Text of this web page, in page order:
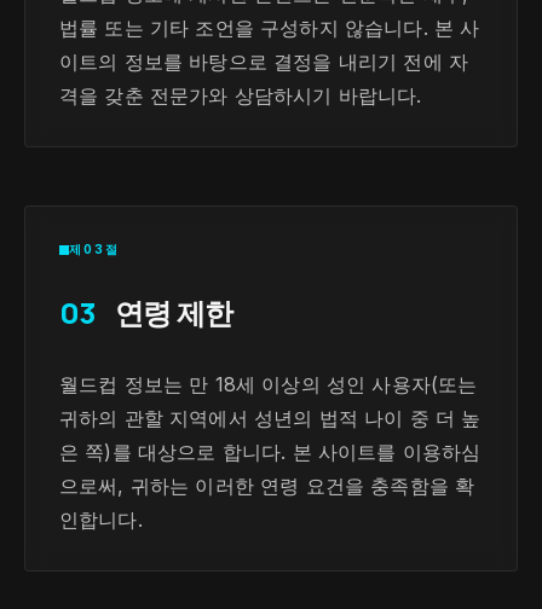
법률 또는 기타 조언을 구성하지 않습니다. 본 사
이트의 정보를 바탕으로 결정을 내리기 전에 자
격을 갖춘 전문가와 상담하시기 바랍니다.
제03절
03 연령 제한
월드컵 정보는 만 18세 이상의 성인 사용자(또는
귀하의 관할 지역에서 성년의 법적 나이 중 더 높
은 쪽)를 대상으로 합니다. 본 사이트를 이용하심
으로써, 귀하는 이러한 연령 요건을 충족함을 확
인합니다.